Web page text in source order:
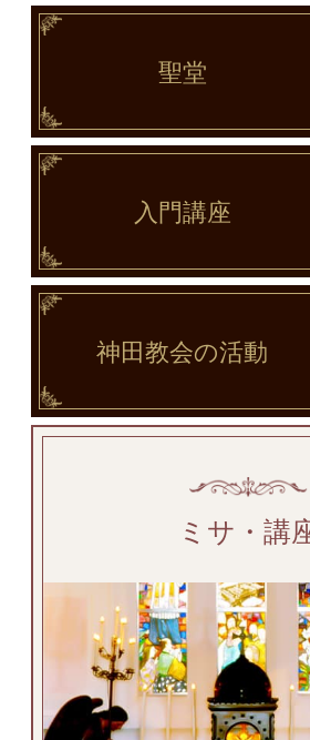
聖堂
入門講座
神田教会の活動
ミサ・講